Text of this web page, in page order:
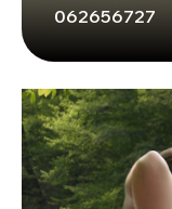
062656727